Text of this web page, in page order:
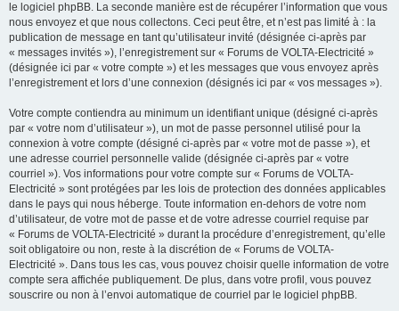
le logiciel phpBB. La seconde manière est de récupérer l’information que vous
nous envoyez et que nous collectons. Ceci peut être, et n’est pas limité à : la
publication de message en tant qu’utilisateur invité (désignée ci-après par
« messages invités »), l’enregistrement sur « Forums de VOLTA-Electricité »
(désignée ici par « votre compte ») et les messages que vous envoyez après
l’enregistrement et lors d’une connexion (désignés ici par « vos messages »).
Votre compte contiendra au minimum un identifiant unique (désigné ci-après
par « votre nom d’utilisateur »), un mot de passe personnel utilisé pour la
connexion à votre compte (désigné ci-après par « votre mot de passe »), et
une adresse courriel personnelle valide (désignée ci-après par « votre
courriel »). Vos informations pour votre compte sur « Forums de VOLTA-
Electricité » sont protégées par les lois de protection des données applicables
dans le pays qui nous héberge. Toute information en-dehors de votre nom
d’utilisateur, de votre mot de passe et de votre adresse courriel requise par
« Forums de VOLTA-Electricité » durant la procédure d’enregistrement, qu’elle
soit obligatoire ou non, reste à la discrétion de « Forums de VOLTA-
Electricité ». Dans tous les cas, vous pouvez choisir quelle information de votre
compte sera affichée publiquement. De plus, dans votre profil, vous pouvez
souscrire ou non à l’envoi automatique de courriel par le logiciel phpBB.